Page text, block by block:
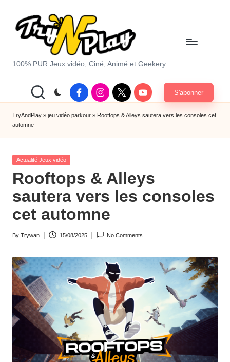
T
y
A
n
d
P
la
y.
m
100% PUR Jeux vidéo, Ciné, Animé et Geekery
FacebookInstagram
X
|
Twitter
Youtube S'abonner
TryAndPlay » jeu vidéo parkour » Rooftops & Alleys sautera vers les consoles cet
automne
Posted
Actualité Jeux vidéo
Rooftops & Alleys
sautera vers les consoles
cet automne
Posted
By Trywan 15/08/2025 No Comments